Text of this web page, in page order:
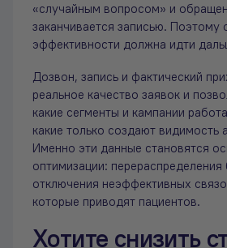
«случайным вопросом» и
заканчивается записью. Поэтому
эффективности должна идти
Дозвон, запись и фактический
реальное качество заявок и
какие сегменты и кампании
какие только создают видимость
Именно эти данные становятся
оптимизации:
отключения неэффективных
которые приводят пациентов.
Хотите снизить